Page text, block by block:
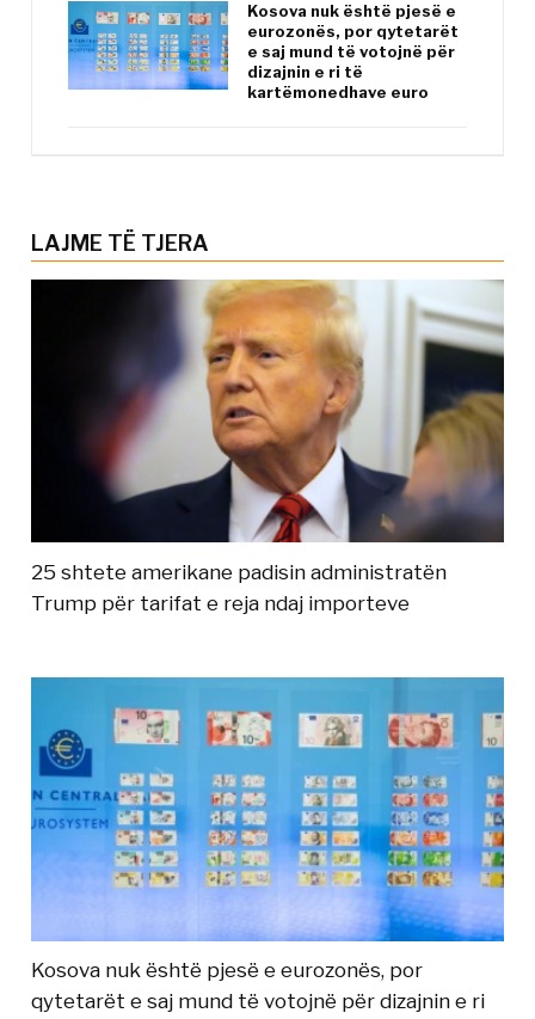
Kosova nuk është pjesë e
eurozonës, por qytetarët
e saj mund të votojnë për
dizajnin e ri të
kartëmonedhave euro
LAJME TË TJERA
25 shtete amerikane padisin administratën
Trump për tarifat e reja ndaj importeve
Kosova nuk është pjesë e eurozonës, por
qytetarët e saj mund të votojnë për dizajnin e ri